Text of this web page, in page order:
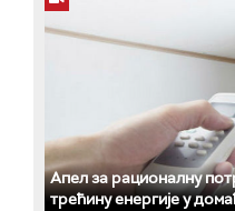
Апел за рационалну
трећину енергије у